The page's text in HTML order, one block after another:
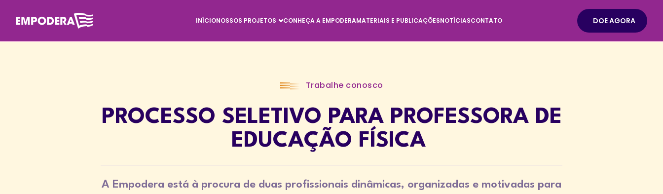
INÍCIONOSSOS PROJETOS CONHEÇA A EMPODERAMATERIAIS E PUBLICAÇÕESNOTÍCIASCONTATO DOE AGORA
Trabalhe conosco
PROCESSO SELETIVO PARA PROFESSORA DE
EDUCAÇÃO FÍSICA
A Empodera está à procura de duas profissionais dinâmicas, organizadas e motivadas para